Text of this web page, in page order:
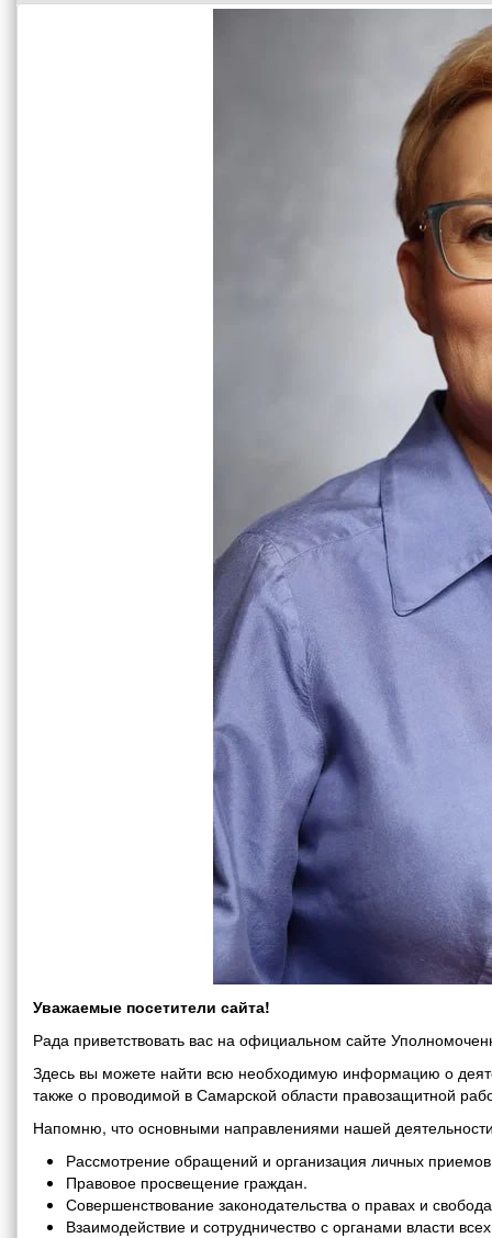
Уважаемые посетители сайта!
Рада приветствовать вас на официальном сайте
Здесь вы можете найти всю необходимую информацию о
также о проводимой в Самарской области правозащитной
Напомню, что основными направлениями нашей
Рассмотрение обращений и организация личных
Правовое просвещение граждан.
Совершенствование законодательства о правах и
Взаимодействие и сотрудничество с органами власти